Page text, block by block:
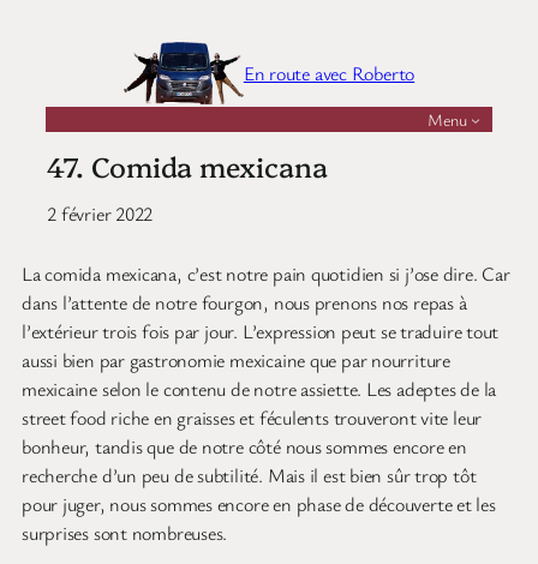
En route avec Roberto
Menu
47. Comida mexicana
2 février 2022
La comida mexicana, c’est notre pain quotidien si j’ose dire. Car
dans l’attente de notre fourgon, nous prenons nos repas à
l’extérieur trois fois par jour. L’expression peut se traduire tout
aussi bien par gastronomie mexicaine que par nourriture
mexicaine selon le contenu de notre assiette. Les adeptes de la
street food riche en graisses et féculents trouveront vite leur
bonheur, tandis que de notre côté nous sommes encore en
recherche d’un peu de subtilité. Mais il est bien sûr trop tôt
pour juger, nous sommes encore en phase de découverte et les
surprises sont nombreuses.